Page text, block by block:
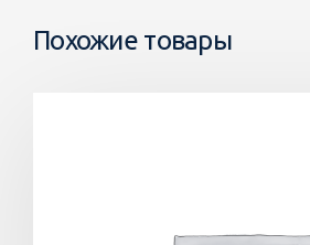
Похожие товары